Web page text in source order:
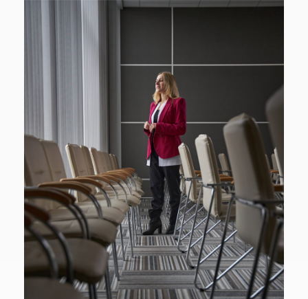
Призёр международных фестивалей «Созвездие
«Смешные деньги» Рей Куни, «Кайдаши» по мотивам И.
Нечуй-Левицкого, «Боинг-Боинг» М. Камолетти, детские
спектакли «Язиката Хвеська» и «Предновогодняя ночь»